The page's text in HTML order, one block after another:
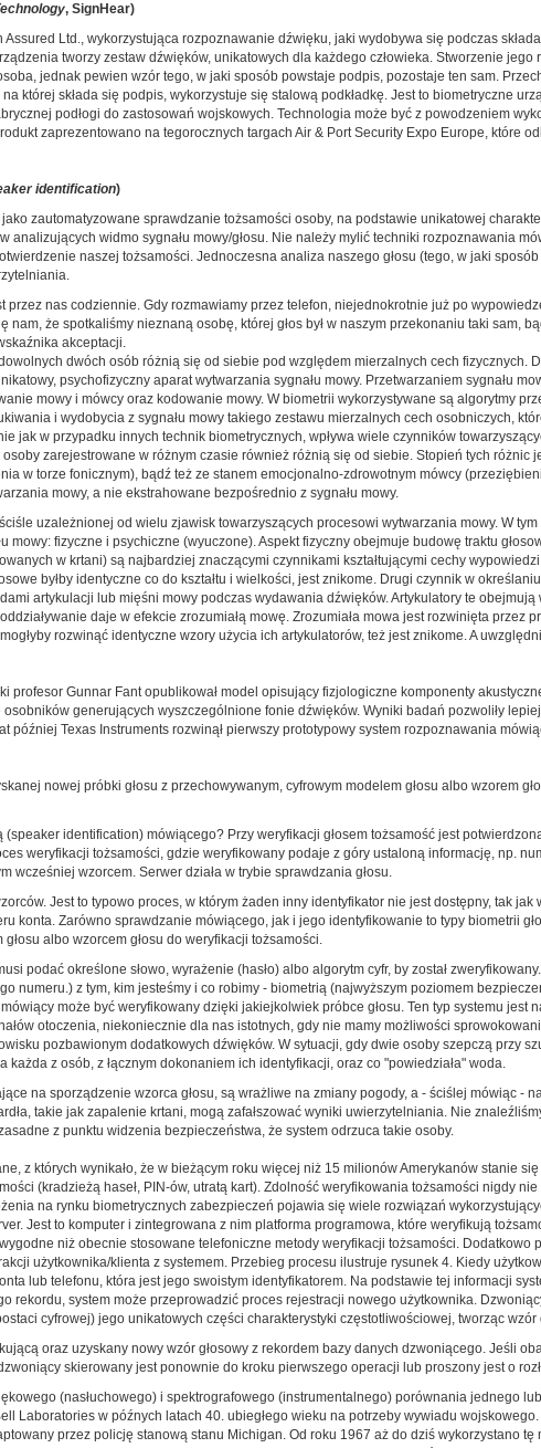
, SignHear)
Ltd., wykorzystująca rozpoznawanie dźwięku, jaki wydobywa się podczas
tworzy zestaw dźwięków, unikatowych dla każdego człowieka. Stworzenie
jednak pewien wzór tego, w jaki sposób powstaje podpis, pozostaje ten sam.
której składa się podpis, wykorzystuje się stalową podkładkę. Jest to biometryczne
podłogi do zastosowań wojskowych. Technologia może być z powodzeniem
zaprezentowano na tegorocznych targach Air & Port Security Expo Europe, które
identification)
zautomatyzowane sprawdzanie tożsamości osoby, na podstawie unikatowej
widmo sygnału mowy/głosu. Nie należy mylić techniki rozpoznawania
naszej tożsamości. Jednoczesna analiza naszego głosu (tego, w jaki
nas codziennie. Gdy rozmawiamy przez telefon, niejednokrotnie już po
że spotkaliśmy nieznaną osobę, której głos był w naszym przekonaniu taki sam,
akceptacji.
dwóch osób różnią się od siebie pod względem mierzalnych cech fizycznych.
psychofizyczny aparat wytwarzania sygnału mowy. Przetwarzaniem sygnału
mowy i mówcy oraz kodowanie mowy. W biometrii wykorzystywane są algorytmy
i wydobycia z sygnału mowy takiego zestawu mierzalnych cech osobniczych,
jak w przypadku innych technik biometrycznych, wpływa wiele czynników
zarejestrowane w różnym czasie również różnią się od siebie. Stopień tych różnic
w torze fonicznym), bądź też ze stanem emocjonalno-zdrowotnym mówcy
mowy, a nie ekstrahowane bezpośrednio z sygnału mowy.
uzależnionej od wielu zjawisk towarzyszących procesowi wytwarzania mowy. W
fizyczne i psychiczne (wyuczone). Aspekt fizyczny obejmuje budowę traktu
w krtani) są najbardziej znaczącymi czynnikami kształtującymi cechy
byłby identyczne co do kształtu i wielkości, jest znikome. Drugi czynnik w
artykulacji lub mięśni mowy podczas wydawania dźwięków. Artykulatory te obejmują
daje w efekcie zrozumiałą mowę. Zrozumiała mowa jest rozwinięta przez
rozwinąć identyczne wzory użycia ich artykulatorów, też jest znikome. A
profesor Gunnar Fant opublikował model opisujący fizjologiczne komponenty
generujących wyszczególnione fonie dźwięków. Wyniki badań pozwoliły
później Texas Instruments rozwinął pierwszy prototypowy system rozpoznawania
nowej próbki głosu z przechowywanym, cyfrowym modelem głosu albo wzorem
(speaker identification) mówiącego? Przy weryfikacji głosem tożsamość jest
weryfikacji tożsamości, gdzie weryfikowany podaje z góry ustaloną informację, np.
wcześniej wzorcem. Serwer działa w trybie sprawdzania głosu.
Jest to typowo proces, w którym żaden inny identyfikator nie jest dostępny, tak
konta. Zarówno sprawdzanie mówiącego, jak i jego identyfikowanie to typy biometrii
albo wzorcem głosu do weryfikacji tożsamości.
podać określone słowo, wyrażenie (hasło) albo algorytm cyfr, by został
numeru.) z tym, kim jesteśmy i co robimy - biometrią (najwyższym poziomem
może być weryfikowany dzięki jakiejkolwiek próbce głosu. Ten typ systemu jest
otoczenia, niekoniecznie dla nas istotnych, gdy nie mamy możliwości
pozbawionym dodatkowych dźwięków. W sytuacji, gdy dwie osoby szepczą przy
z osób, z łącznym dokonaniem ich identyfikacji, oraz co "powiedziała" woda.
na sporządzenie wzorca głosu, są wrażliwe na zmiany pogody, a - ściślej mówiąc -
takie jak zapalenie krtani, mogą zafałszować wyniki uwierzytelniania. Nie
z punktu widzenia bezpieczeństwa, że system odrzuca takie osoby.
z których wynikało, że w bieżącym roku więcej niż 15 milionów Amerykanów stanie
(kradzieżą haseł, PIN-ów, utratą kart). Zdolność weryfikowania tożsamości nigdy nie
na rynku biometrycznych zabezpieczeń pojawia się wiele rozwiązań
Jest to komputer i zintegrowana z nim platforma programowa, które weryfikują
niż obecnie stosowane telefoniczne metody weryfikacji tożsamości. Dodatkowo
użytkownika/klienta z systemem. Przebieg procesu ilustruje rysunek 4. Kiedy
lub telefonu, która jest jego swoistym identyfikatorem. Na podstawie tej informacji
rekordu, system może przeprowadzić proces rejestracji nowego użytkownika.
cyfrowej) jego unikatowych części charakterystyki częstotliwościowej, tworząc wzór
oraz uzyskany nowy wzór głosowy z rekordem bazy danych dzwoniącego. Jeśli
skierowany jest ponownie do kroku pierwszego operacji lub proszony jest o
(nasłuchowego) i spektrografowego (instrumentalnego) porównania jednego
Laboratories w późnych latach 40. ubiegłego wieku na potrzeby wywiadu
przez policję stanową stanu Michigan. Od roku 1967 aż do dziś wykorzystano